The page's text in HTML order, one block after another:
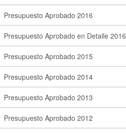
Presupuesto Aprobado 2016
Presupuesto Aprobado en Detalle 2016
Presupuesto Aprobado 2015
Presupuesto Aprobado 2014
Presupuesto Aprobado 2013
Presupuesto Aprobado 2012